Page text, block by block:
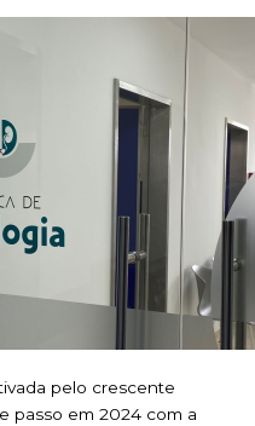
pelo crescente
passo em 2024 com a